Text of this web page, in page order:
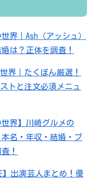
界｜Ash（アッシュ）
は？正体を調査！
界｜たくぽん厳選！
トと注文必須メニュ
世界】川崎グルメの
本名・年収・結婚・プ
！
】出演芸人まとめ！優